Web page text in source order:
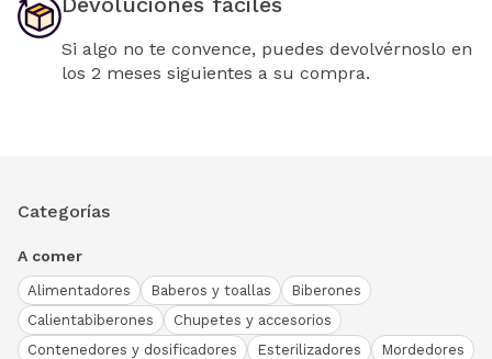
Si algo no te convence, puedes devolvérnoslo en
los 2 meses siguientes a su compra.
Categorías
A comer
Alimentadores Baberos y toallas
Biberones
Calientabiberones
Chupetes y accesorios
Contenedores y dosificadores
Esterilizadores
Mordedores